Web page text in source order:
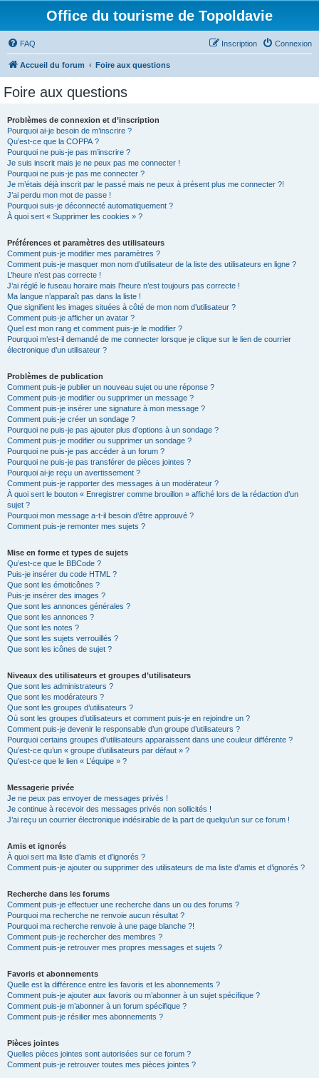
Office du tourisme de Topoldavie
FAQ Connexion
Inscription
Accueil du forum Foire aux questions
Foire aux questions
Problèmes de connexion et d’inscription
Pourquoi ai-je besoin de m’inscrire ?
Qu’est-ce que la COPPA ?
Pourquoi ne puis-je pas m’inscrire ?
Je suis inscrit mais je ne peux pas me connecter !
Pourquoi ne puis-je pas me connecter ?
Je m’étais déjà inscrit par le passé mais ne peux à présent plus me connecter ?!
J’ai perdu mon mot de passe !
Pourquoi suis-je déconnecté automatiquement ?
À quoi sert « Supprimer les cookies » ?
Préférences et paramètres des utilisateurs
Comment puis-je modifier mes paramètres ?
Comment puis-je masquer mon nom d’utilisateur de la liste des utilisateurs en ligne ?
L’heure n’est pas correcte !
J’ai réglé le fuseau horaire mais l’heure n’est toujours pas correcte !
Ma langue n’apparaît pas dans la liste !
Que signifient les images situées à côté de mon nom d’utilisateur ?
Comment puis-je afficher un avatar ?
Quel est mon rang et comment puis-je le modifier ?
Pourquoi m’est-il demandé de me connecter lorsque je clique sur le lien de courrier
électronique d’un utilisateur ?
Problèmes de publication
Comment puis-je publier un nouveau sujet ou une réponse ?
Comment puis-je modifier ou supprimer un message ?
Comment puis-je insérer une signature à mon message ?
Comment puis-je créer un sondage ?
Pourquoi ne puis-je pas ajouter plus d’options à un sondage ?
Comment puis-je modifier ou supprimer un sondage ?
Pourquoi ne puis-je pas accéder à un forum ?
Pourquoi ne puis-je pas transférer de pièces jointes ?
Pourquoi ai-je reçu un avertissement ?
Comment puis-je rapporter des messages à un modérateur ?
À quoi sert le bouton « Enregistrer comme brouillon » affiché lors de la rédaction d’un
sujet ?
Pourquoi mon message a-t-il besoin d’être approuvé ?
Comment puis-je remonter mes sujets ?
Mise en forme et types de sujets
Qu’est-ce que le BBCode ?
Puis-je insérer du code HTML ?
Que sont les émoticônes ?
Puis-je insérer des images ?
Que sont les annonces générales ?
Que sont les annonces ?
Que sont les notes ?
Que sont les sujets verrouillés ?
Que sont les icônes de sujet ?
Niveaux des utilisateurs et groupes d’utilisateurs
Que sont les administrateurs ?
Que sont les modérateurs ?
Que sont les groupes d’utilisateurs ?
Où sont les groupes d’utilisateurs et comment puis-je en rejoindre un ?
Comment puis-je devenir le responsable d’un groupe d’utilisateurs ?
Pourquoi certains groupes d’utilisateurs apparaissent dans une couleur différente ?
Qu’est-ce qu’un « groupe d’utilisateurs par défaut » ?
Qu’est-ce que le lien « L’équipe » ?
Messagerie privée
Je ne peux pas envoyer de messages privés !
Je continue à recevoir des messages privés non sollicités !
J’ai reçu un courrier électronique indésirable de la part de quelqu’un sur ce forum !
Amis et ignorés
À quoi sert ma liste d’amis et d’ignorés ?
Comment puis-je ajouter ou supprimer des utilisateurs de ma liste d’amis et d’ignorés ?
Recherche dans les forums
Comment puis-je effectuer une recherche dans un ou des forums ?
Pourquoi ma recherche ne renvoie aucun résultat ?
Pourquoi ma recherche renvoie à une page blanche ?!
Comment puis-je rechercher des membres ?
Comment puis-je retrouver mes propres messages et sujets ?
Favoris et abonnements
Quelle est la différence entre les favoris et les abonnements ?
Comment puis-je ajouter aux favoris ou m’abonner à un sujet spécifique ?
Comment puis-je m’abonner à un forum spécifique ?
Comment puis-je résilier mes abonnements ?
Pièces jointes
Quelles pièces jointes sont autorisées sur ce forum ?
Comment puis-je retrouver toutes mes pièces jointes ?